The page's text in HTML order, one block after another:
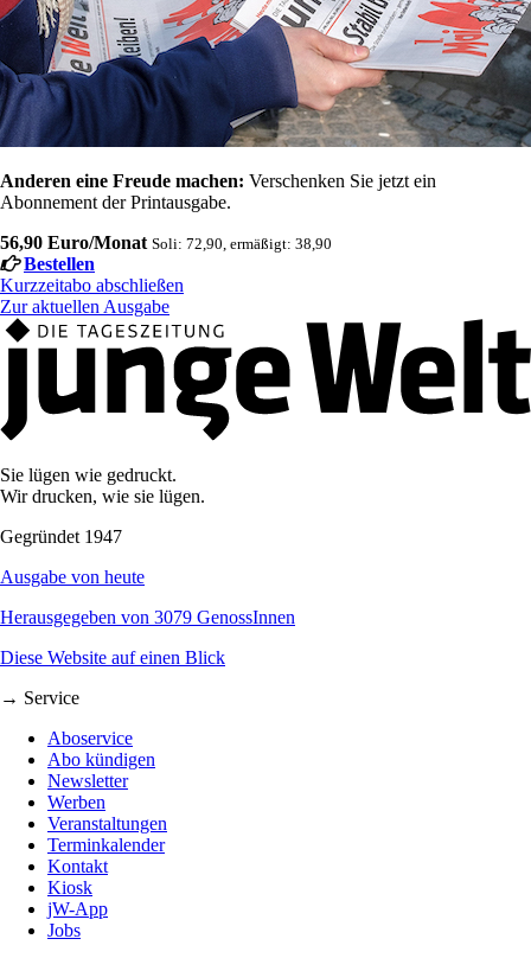
Anderen eine Freude machen: Verschenken Sie jetzt ein
Abonnement der Printausgabe.
56,90 Euro/Monat Soli: 72,90, ermäßigt: 38,90
Bestellen
Kurzzeitabo abschließen
Zur aktuellen Ausgabe
Sie lügen wie gedruckt.
Wir drucken, wie sie lügen.
Gegründet 1947
Ausgabe von heute
Herausgegeben von 3079 GenossInnen
Diese Website auf einen Blick
→ Service
Aboservice
Abo kündigen
Newsletter
Werben
Veranstaltungen
Terminkalender
Kontakt
Kiosk
jW-App
Jobs